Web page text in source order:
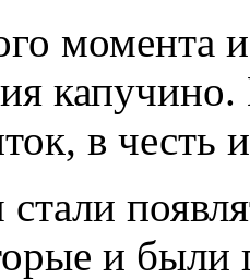
момента
в честь
и были